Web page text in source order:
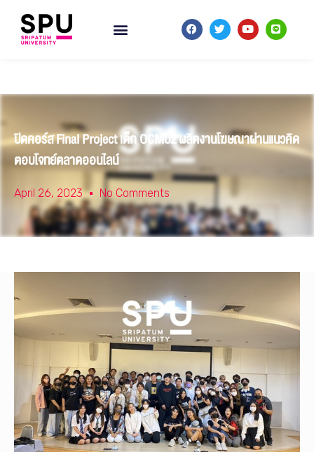
ปิดคอร์ส Final Project เด็ก OCMปี2 ผลิตงานโฆษณาผ่านแนวคิด
ตอบโจทย์ตลาดออนไลน์
April 26, 2023 No Comments